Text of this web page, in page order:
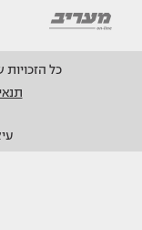
כל הזכויות שמורות ©